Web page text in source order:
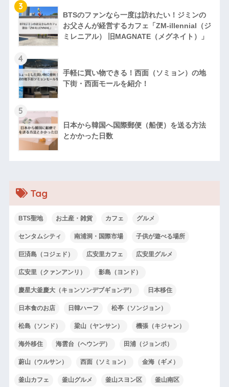
3
BTSのファンなら一度は訪れたい！ジミンの
お父さんが経営するカフェ「ZM‐illennial（ジ
ミレニアル） 旧MAGNATE（メグネイト）」
4
手軽に買い物できる！西面（ソミョン）の地
下街・西面モールを紹介！
5
日本から韓国へ国際郵便（船便）を送る方法
とかかった日数
Tag
BTS聖地 お土産・雑貨 カフェ グルメ
センタムシティ 南浦洞・国際市場 子供が遊べる場所
巨済島（コジェド） 広安里カフェ 広安里グルメ
広安里（クァンアンリ） 影島（ヨンド）
慶星大釜慶大（キョンソンデブギョンデ） 日本移住
日本食のお店 日韓ハーフ 松亭（ソンジョン）
松島（ソンド） 梁山（ヤンサン） 機張（キジャン）
海外移住 海雲台（ヘウンデ） 田浦（ジョンポ）
蔚山（ウルサン） 西面（ソミョン） 金海（ギメ）
釜山カフェ 釜山グルメ 釜山スヨン区 釜山南区